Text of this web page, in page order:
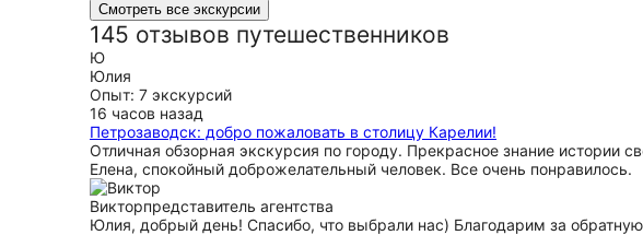
Смотреть все экскурсии
145 отзывов путешественников
Ю
Юлия
Опыт: 7 экскурсий
16 часов назад
Петрозаводск: добро пожаловать в столицу Карелии!
Отличная обзорная экскурсия по городу. Прекрасное знание истории
Елена, спокойный доброжелательный человек. Все очень понравилось.
Викторпредставитель агентства
Юлия, добрый день! Спасибо, что выбрали нас) Благодарим за